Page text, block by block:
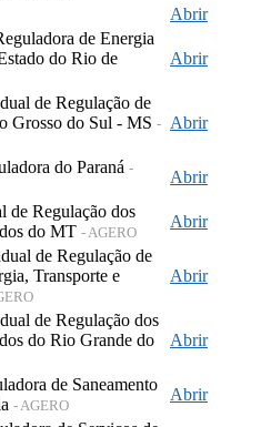
Abrir
de Energia
do Rio de
Abrir
de Regulação de
Grosso do Sul - MS - Abrir
do Paraná -
Abrir
de Regulação dos
do MT - AGERO
Abrir
de Regulação de
Transporte e
Abrir
de Regulação dos
do Rio Grande do
Abrir
de Saneamento
- AGERO
Abrir